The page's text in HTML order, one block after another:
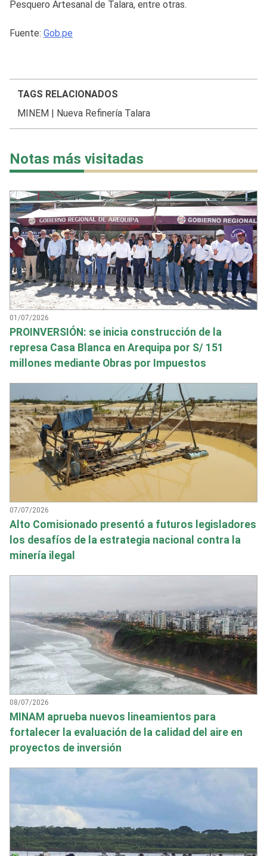
Pesquero Artesanal de Talara, entre otras.
Fuente: Gob.pe
TAGS RELACIONADOS
MINEM| Nueva Refinería Talara
Notas más visitadas
01/07/2026
PROINVERSIÓN: se inicia construcción de la
represa Casa Blanca en Arequipa por S/ 151
millones mediante Obras por Impuestos
07/07/2026
Alto Comisionado presentó a futuros legisladores
los desafíos de la estrategia nacional contra la
minería ilegal
08/07/2026
MINAM aprueba nuevos lineamientos para
fortalecer la evaluación de la calidad del aire en
proyectos de inversión